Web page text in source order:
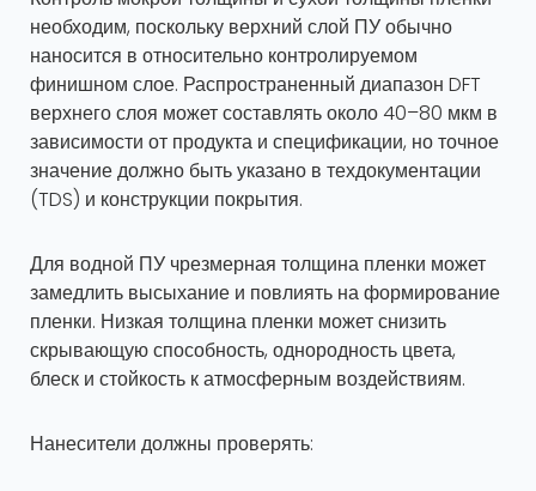
необходим, поскольку верхний слой ПУ обычно
наносится в относительно контролируемом
финишном слое. Распространенный диапазон DFT
верхнего слоя может составлять около 40–80 мкм в
зависимости от продукта и спецификации, но точное
значение должно быть указано в техдокументации
(TDS) и конструкции покрытия.
Для водной ПУ чрезмерная толщина пленки может
замедлить высыхание и повлиять на формирование
пленки. Низкая толщина пленки может снизить
скрывающую способность, однородность цвета,
блеск и стойкость к атмосферным воздействиям.
Нанесители должны проверять: